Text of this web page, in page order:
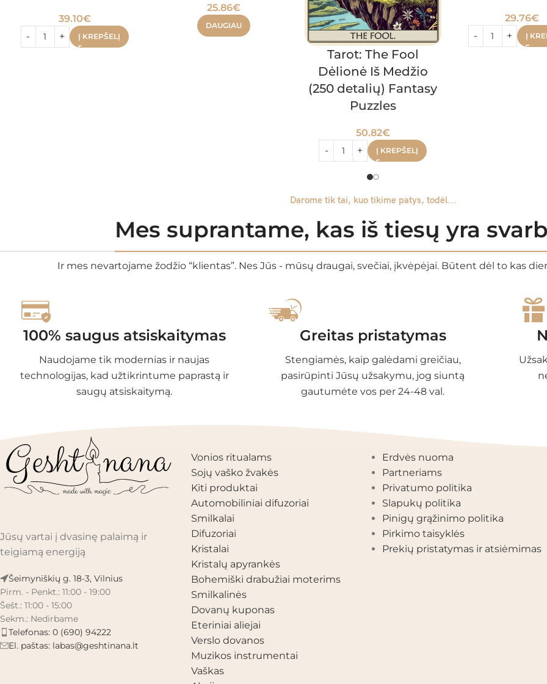
39.10€
Į KREPŠELĮ
25.86€
DAUGIAU
Tarot: The Fool
Dėlionė Iš Medžio
(250 detalių) Fantasy
Puzzles
50.82€
Į KREPŠELĮ
29.76€
Į
Darome tik tai, kuo tikime patys, todėl...
Mes suprantame, kas iš tiesų yra
Ir mes nevartojame žodžio “klientas”. Nes Jūs - mūsų draugai, svečiai, įkvėpėjai. Būtent dėl to kas
100% saugus atsiskaitymas
Naudojame tik modernias ir naujas
technologijas, kad užtikrintume paprastą ir
saugų atsiskaitymą.
Greitas pristatymas
Stengiamės, kaip galėdami greičiau,
pasirūpinti Jūsų užsakymu, jog siuntą
gautumėte vos per 24-48 val.
Jūsų vartai į dvasinę palaimą ir
teigiamą energiją
Šeimyniškių g. 18-3, Vilnius
Pirm. - Penkt.: 11:00 - 19:00
Šešt.: 11:00 - 15:00
Sekm.: Nedirbame
Telefonas: 0 (690) 94222
El. paštas: labas@geshtinana.lt
PRODUKTŲ KATEGORIJOS
Vonios ritualams
Sojų vaško žvakės
Kiti produktai
Automobiliniai difuzoriai
Smilkalai
Difuzoriai
Kristalai
Kristalų apyrankės
Bohemiški drabužiai moterims
Smilkalinės
Dovanų kuponas
Eteriniai aliejai
Verslo dovanos
Muzikos instrumentai
Vaškas
Erdvės nuoma
Partneriams
Privatumo politika
Slapukų politika
Pinigų grąžinimo politika
Pirkimo taisyklės
Prekių pristatymas ir atsiėmimas